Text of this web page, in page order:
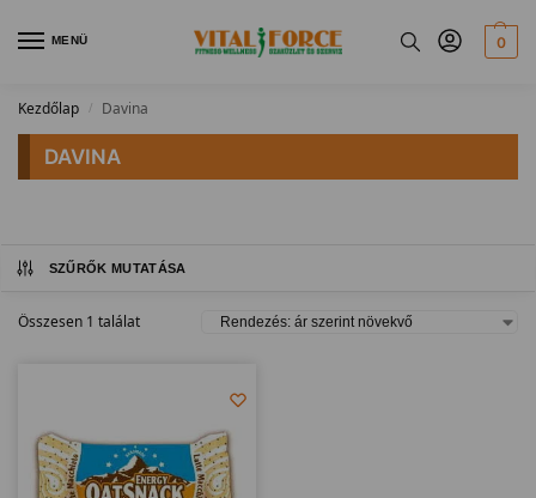
MENÜ 0
Kezdőlap / Davina
DAVINA
SZŰRŐK MUTATÁSA
Összesen 1 találat